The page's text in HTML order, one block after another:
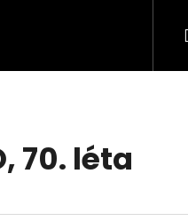
70. léta